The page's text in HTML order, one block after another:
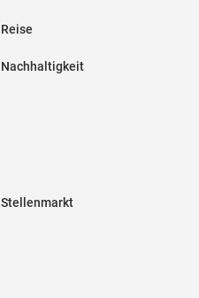
Reise
Nachhaltigkeit
Stellenmarkt